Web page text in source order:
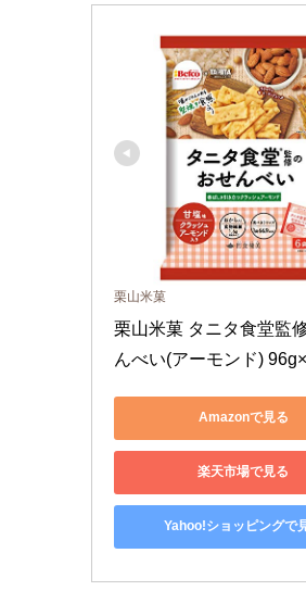
栗山米菓
栗山米菓 タニタ食堂監
んべい(アーモンド)
Amazonで見る
楽天市場で見る
Yahoo!ショッピングで